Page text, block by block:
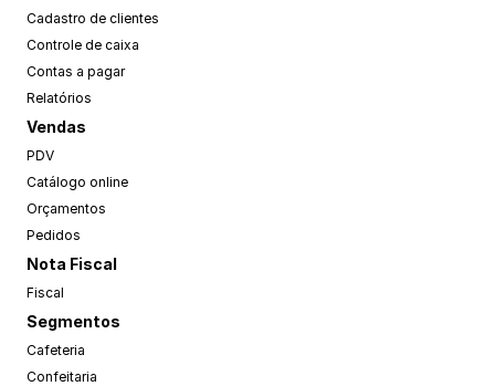
Cadastro de clientes
Controle de caixa
Contas a pagar
Relatórios
Vendas
PDV
Catálogo online
Orçamentos
Pedidos
Nota Fiscal
Fiscal
Segmentos
Cafeteria
Confeitaria